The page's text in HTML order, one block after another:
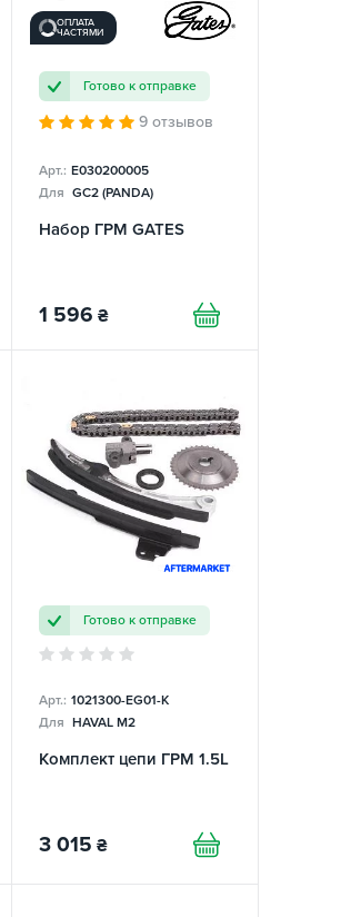
ОПЛАТА
ЧАСТЯМИ
Готово к отправке
9 отзывов
Арт.: E030200005
Для GC2 (PANDA)
Набор ГРМ GATES
1 596 ₴
Готово к отправке
Арт.: 1021300-EG01-K
Для HAVAL M2
Комплект цепи ГРМ 1.5L
3 015 ₴